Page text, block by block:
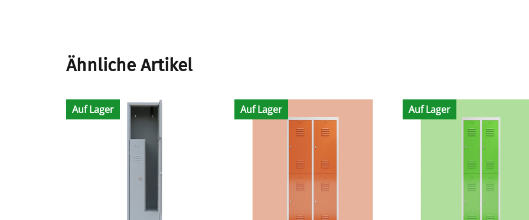
Ähnliche Artikel
Auf Lager Auf Lager Auf Lager